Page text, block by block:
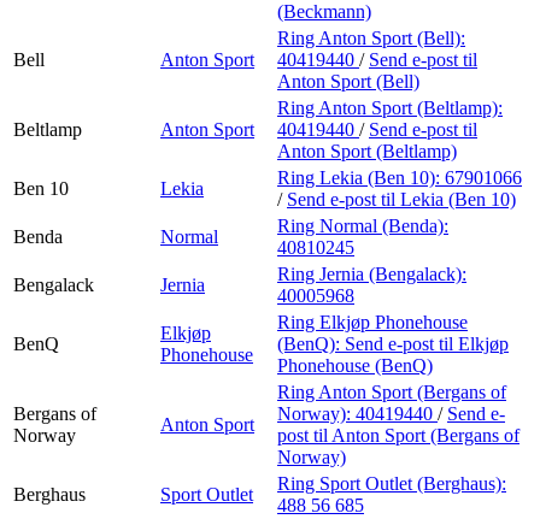
(Beckmann)
Bell Anton Sport
Ring Anton Sport (Bell):
40419440 / Send e-post til
Anton Sport (Bell)
Beltlamp Anton Sport
Ring Anton Sport (Beltlamp):
40419440 / Send e-post til
Anton Sport (Beltlamp)
Ben 10
Lekia
Ring Lekia (Ben 10): 67901066
/ Send e-post til Lekia (Ben 10)
Benda
Normal
Ring Normal (Benda):
40810245
Bengalack
Jernia
Ring Jernia (Bengalack):
40005968
BenQ
Elkjøp
Phonehouse
Ring Elkjøp Phonehouse
(BenQ): Send e-post til Elkjøp
Phonehouse (BenQ)
Bergans of
Norway
Anton Sport
Ring Anton Sport (Bergans of
Norway): 40419440 / Send e-
post til Anton Sport (Bergans of
Norway)
Berghaus
Sport Outlet
Ring Sport Outlet (Berghaus):
488 56 685